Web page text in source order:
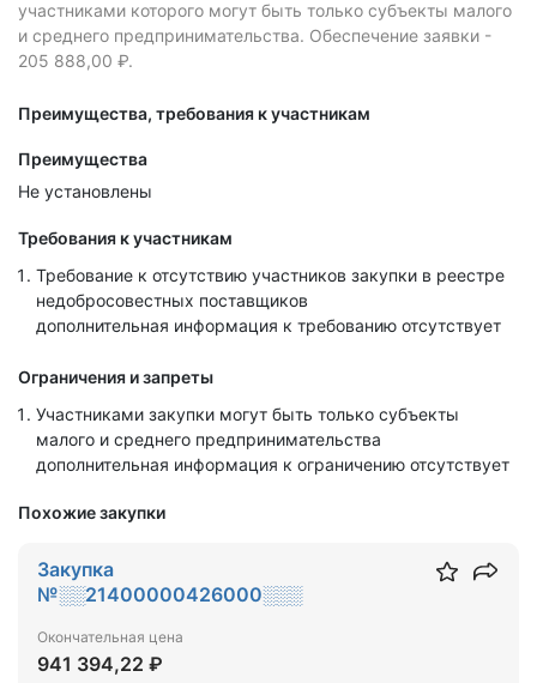
участниками которого могут быть только субъекты малого
и среднего предпринимательства. Обеспечение заявки -
205 888,00 ₽.
Преимущества, требования к участникам
Преимущества
Не установлены
Требования к участникам
Требование к отсутствию участников закупки в реестре
недобросовестных поставщиков
дополнительная информация к требованию отсутствует
Ограничения и запреты
Участниками закупки могут быть только субъекты
малого и среднего предпринимательства
дополнительная информация к ограничению отсутствует
Похожие закупки
Закупка
№░░21400000426000░░░
Окончательная цена
941 394,22 ₽